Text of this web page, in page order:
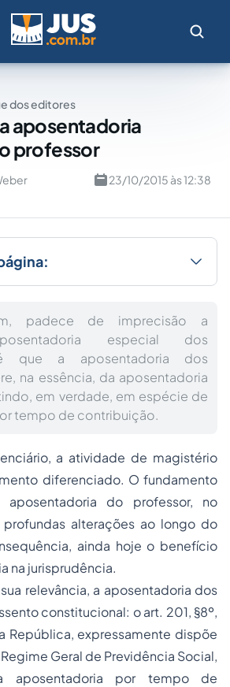
dos editores
aposentadoria
professor
23/10/2015 às 12:38
padece de imprecisão a
especial dos
é que a aposentadoria dos
na essência, da aposentadoria
em verdade, em espécie de
tempo de contribuição.
a atividade de magistério
diferenciado. O fundamento
aposentadoria do professor, no
profundas alterações ao longo do
ainda hoje o benefício
na jurisprudência.
relevância, a aposentadoria dos
constitucional: o art. 201, §8º,
República, expressamente dispõe
Geral de Previdência Social,
aposentadoria por tempo de